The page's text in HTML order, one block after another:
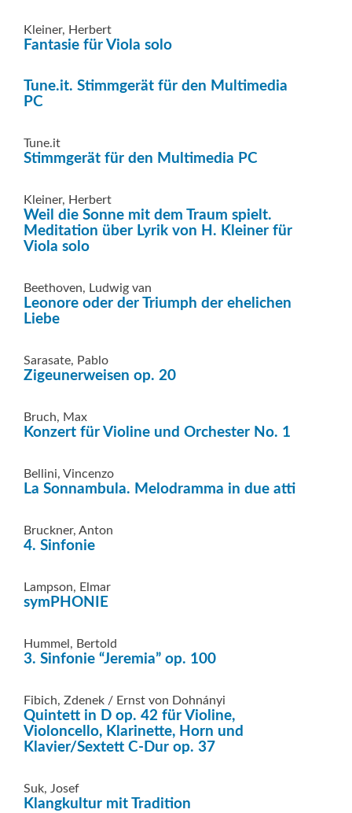
Kleiner, Herbert
Fantasie für Viola solo
Tune.it. Stimmgerät für den Multimedia
PC
Tune.it
Stimmgerät für den Multimedia PC
Kleiner, Herbert
Weil die Sonne mit dem Traum spielt.
Meditation über Lyrik von H. Kleiner für
Viola solo
Beethoven, Ludwig van
Leonore oder der Triumph der ehelichen
Liebe
Sarasate, Pablo
Zigeunerweisen op. 20
Bruch, Max
Konzert für Violine und Orchester No. 1
Bellini, Vincenzo
La Sonnambula. Melodramma in due atti
Bruckner, Anton
4. Sinfonie
Lampson, Elmar
symPHONIE
Hummel, Bertold
3. Sinfonie “Jeremia” op. 100
Fibich, Zdenek / Ernst von Dohnányi
Quintett in D op. 42 für Violine,
Violoncello, Klarinette, Horn und
Klavier/Sextett C-Dur op. 37
Suk, Josef
Klangkultur mit Tradition